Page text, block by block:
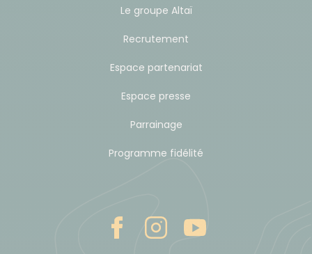
Le groupe Altaï
Recrutement
Espace partenariat
Espace presse
Parrainage
Programme fidélité